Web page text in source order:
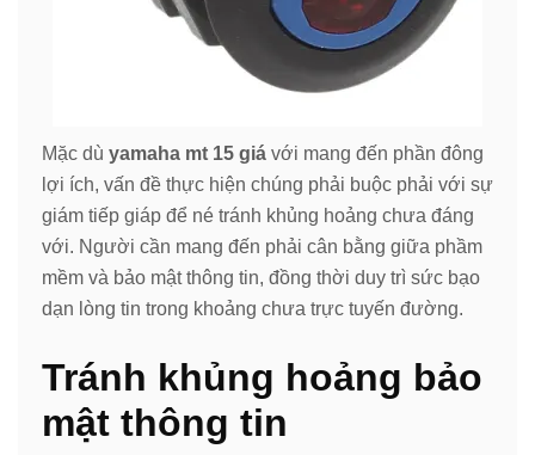
Mặc dù yamaha mt 15 giá với mang đến phần đông
lợi ích, vấn đề thực hiện chúng phải buộc phải với sự
giám tiếp giáp để né tránh khủng hoảng chưa đáng
với. Người cần mang đến phải cân bằng giữa phầm
mềm và bảo mật thông tin, đồng thời duy trì sức bạo
dạn lòng tin trong khoảng chưa trực tuyến đường.
Tránh khủng hoảng bảo
mật thông tin